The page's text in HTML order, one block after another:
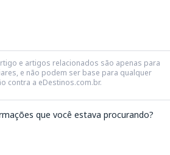
e artigos relacionados são apenas para
e não podem ser base para qualquer
contra a eDestinos.com.br.
que você estava procurando?